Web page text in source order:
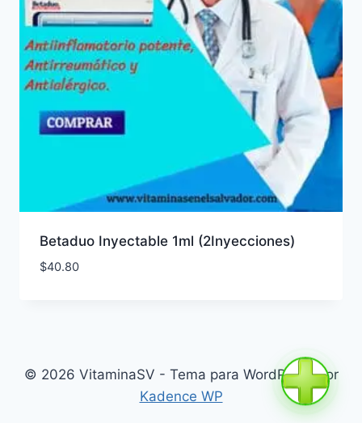
Betaduo Inyectable 1ml (2Inyecciones)
$40.80
© 2026 VitaminaSV - Tema para WordPress por
Kadence WP